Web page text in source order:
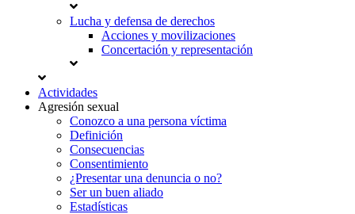
Lucha y defensa de derechos
Acciones y movilizaciones
Concertación y representación
Actividades
Agresión sexual
Conozco a una persona víctima
Definición
Consecuencias
Consentimiento
¿Presentar una denuncia o no?
Ser un buen aliado
Estadísticas